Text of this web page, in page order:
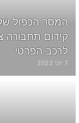
המסר הכפול
קידום תחבורה
לרכב הפרטי
7 יוני 2022